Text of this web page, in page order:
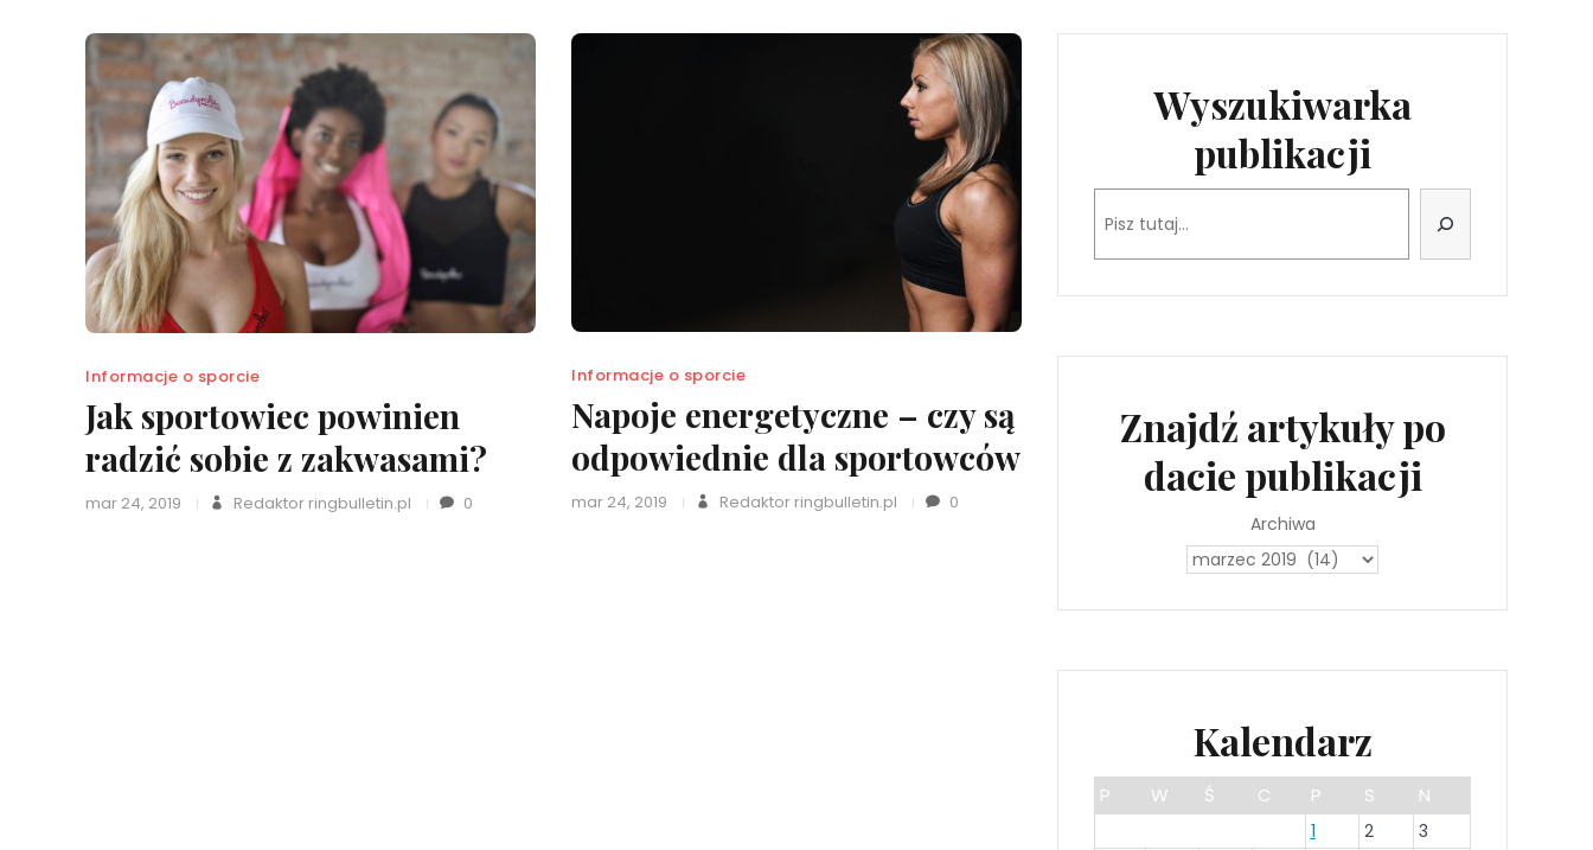
Informacje o sporcie
Jak sportowiec powinien
radzić sobie z zakwasami?
mar 24, 2019 Redaktor ringbulletin.pl 0
Informacje o sporcie
Napoje energetyczne – czy są
odpowiednie dla sportowców
mar 24, 2019 Redaktor ringbulletin.pl 0
Wyszukiwarka
publikacji
Znajdź artykuły po
dacie publikacji
Archiwa
Kalendarz
P W Ś C P S N
1 2
3